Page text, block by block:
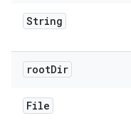
String
rootDir
File